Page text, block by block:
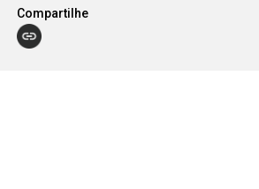
Compartilhe